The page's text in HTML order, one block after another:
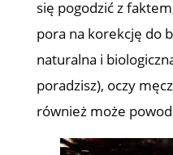
się pogodzić z
pora na korekcję do
naturalna i
poradzisz), oczy
również może